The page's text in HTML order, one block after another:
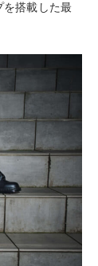
を搭載した最